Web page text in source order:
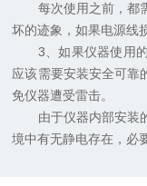
每次使用之前，都需
坏的迹象，如果电源线
3、如果仪器使用的
应该需要安装安全可靠
免仪器遭受雷击。
由于仪器内部安装的
境中有无静电存在，必